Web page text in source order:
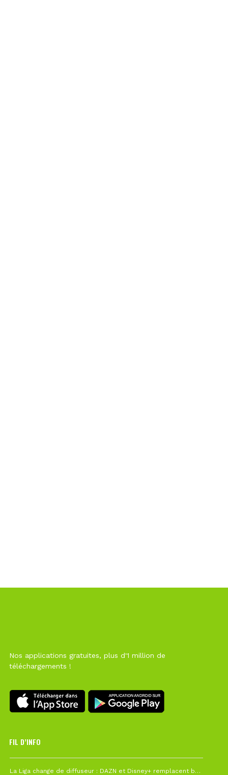
Nos applications gratuites, plus d'1 million de
téléchargements !
FIL D’INFO
La Liga change de diffuseur : DAZN et Disney+ remplacent beIN Sports !